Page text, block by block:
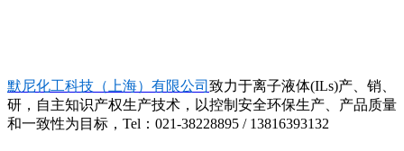
默尼化工科技（上海）有限公司 致力于离子液体(ILs)产、销、
研，自主知识产权生产技术，以控制安全环保生产、产品质量
和一致性为目标，Tel：021-38228895 / 13816393132